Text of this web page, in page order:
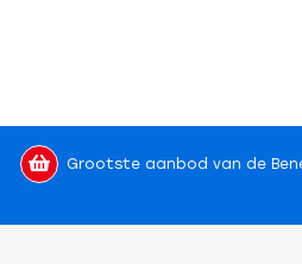
Grootste aanbod van de